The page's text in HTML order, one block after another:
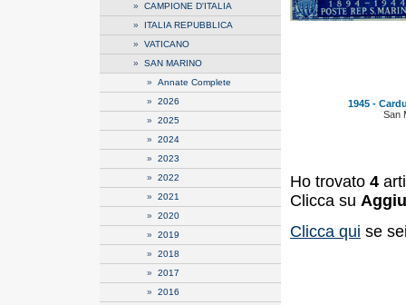
» CAMPIONE D'ITALIA
» ITALIA REPUBBLICA
» VATICANO
» SAN MARINO
» Annate Complete
» 2026
» 2025
» 2024
» 2023
» 2022
» 2021
» 2020
» 2019
» 2018
» 2017
» 2016
1945 -
San
Ho trovato 4
Clicca su
Clicca qui se